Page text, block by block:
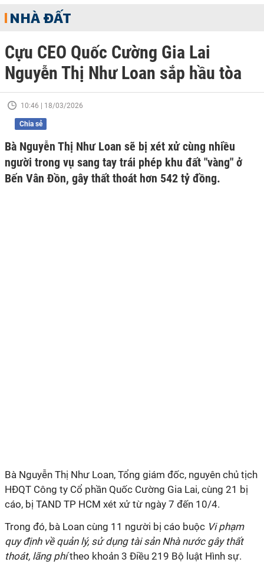
NHÀ ĐẤT
Cựu CEO Quốc Cường Gia Lai
Nguyễn Thị Như Loan sắp hầu tòa
10:46 | 18/03/2026
Chia sẻ
Bà Nguyễn Thị Như Loan sẽ bị xét xử cùng nhiều
người trong vụ sang tay trái phép khu đất "vàng" ở
Bến Vân Đồn, gây thất thoát hơn 542 tỷ đồng.
Bà Nguyễn Thị Như Loan, Tổng giám đốc, nguyên chủ tịch
HĐQT Công ty Cổ phần Quốc Cường Gia Lai, cùng 21 bị
cáo, bị TAND TP HCM xét xử từ ngày 7 đến 10/4.
Trong đó, bà Loan cùng 11 người bị cáo buộc Vi phạm
quy định về quản lý, sử dụng tài sản Nhà nước gây thất
thoát, lãng phítheo khoản 3 Điều 219 Bộ luật Hình sự.